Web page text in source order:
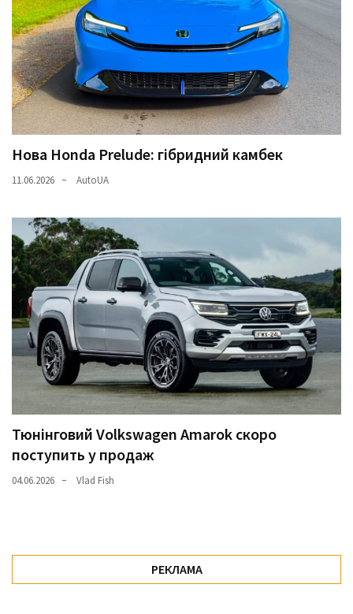
Нова Honda Prelude: гібридний камбек
11.06.2026 AutoUA
Тюнінговий Volkswagen Amarok скоро
поступить у продаж
04.06.2026 Vlad Fish
РЕКЛАМА